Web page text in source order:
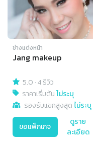
ช่างแต่งหน้า
Jang makeup
5.0 ·4 รีวิว
ราคาเริ่มต้นไม่ระบุ
รองรับแขกสูงสุดไม่ระบุ
ขอแพ็กเกจ
ดูราย
ละเอียด